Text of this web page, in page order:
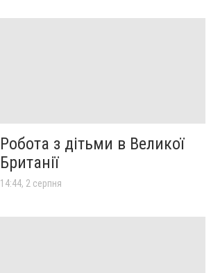
Робота з дітьми в Великої
Британії
14:44, 2 серпня